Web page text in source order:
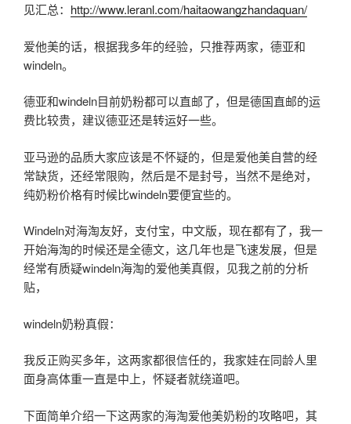
见汇总： http://www.leranl.com/haitaowangzhandaquan/
爱他美的话，根据我多年的经验，只推荐两家，德亚和
windeln。
德亚和windeln目前奶粉都可以直邮了，但是德国直邮的运
费比较贵，建议德亚还是转运好一些。
亚马逊的品质大家应该是不怀疑的，但是爱他美自营的经
常缺货，还经常限购，然后是不是封号，当然不是绝对，
纯奶粉价格有时候比windeln要便宜些的。
Windeln对海淘友好，支付宝，中文版，现在都有了，我一
开始海淘的时候还是全德文，这几年也是飞速发展，但是
经常有质疑windeln海淘的爱他美真假，见我之前的分析
贴，
windeln奶粉真假：
我反正购买多年，这两家都很信任的，我家娃在同龄人里
面身高体重一直是中上，怀疑者就绕道吧。
下面简单介绍一下这两家的海淘爱他美奶粉的攻略吧，其